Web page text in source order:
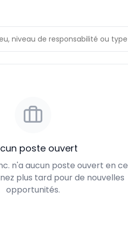
poste ouvert
n'a aucun poste ouvert en ce
plus tard pour de nouvelles
opportunités.